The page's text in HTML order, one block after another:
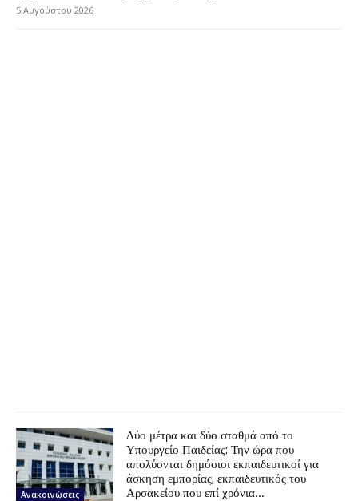
5 Αυγούστου 2026
Ανακοινώσεις
Δύο μέτρα και δύο σταθμά από το
Υπουργείο Παιδείας: Την ώρα που
απολύονται δημόσιοι εκπαιδευτικοί για
άσκηση εμπορίας, εκπαιδευτικός του
Αρσακείου που επί χρόνια...